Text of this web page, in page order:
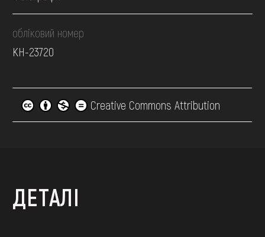
обліковий номер
КН-23720
Creative Commons Attribution
ДЕТАЛІ